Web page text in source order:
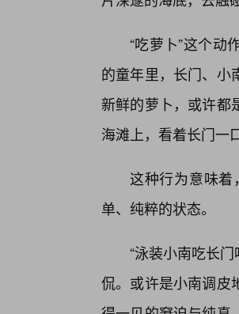
“吃萝卜”这个动
的童年里，长门、小
新鲜的萝卜，或许都
海滩上，看着长门一
这种行为意味
单、纯粹的状态。
“泳装小南吃长
侃。或许是小南调皮